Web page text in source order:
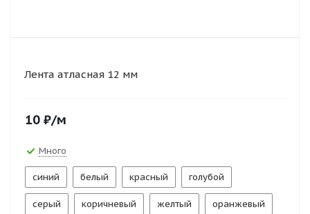
Лента атласная 12 мм
10 ₽/м
Много
синий белый красный голубой
серый коричневый желтый оранжевый